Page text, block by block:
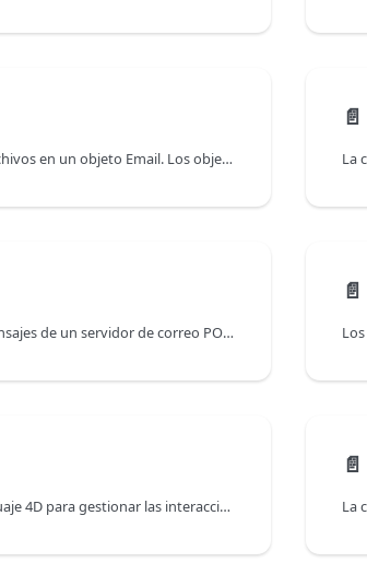
Los objetos Attachment permiten referenciar archivos en un objeto Email. Los objetos Attachment permiten referenciar archivos en un objeto Email.
📄️
La clase POP3Transporter permite recuperar mensajes de un servidor de correo POP3.
📄️
Las señales son herramientas que ofrece el lenguaje 4D para gestionar las interacciones y evitar conflictos entre procesos en una aplicación multiproceso. Las señales le permiten asegurarse de que uno o más procesos esperarán a que se complete una tarea específica antes de continuar la ejecución. Todo proceso puede esperar y/o liberar una señal.
📄️